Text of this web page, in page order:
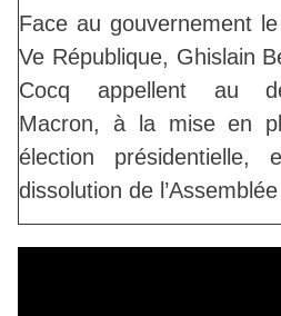
Face au gouvernement
Ve République, Ghislain
Cocq appellent au
Macron, à la mise en
élection
dissolution de